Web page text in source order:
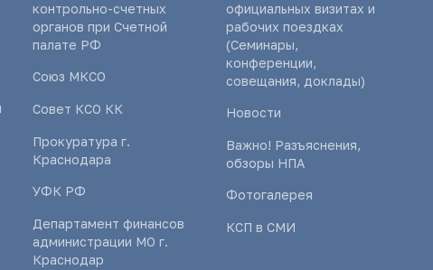
контрольно-счетных
органов при Счетной
палате РФ
Союз МКСО
Совет КСО КК
Прокуратура г.
Краснодара
УФК РФ
Департамент финансов
администрации МО г.
Краснодар
официальных визитах и
рабочих поездках
(Семинары,
конференции,
совещания, доклады)
Новости
Важно! Разъяснения,
обзоры НПА
Фотогалерея
КСП в СМИ